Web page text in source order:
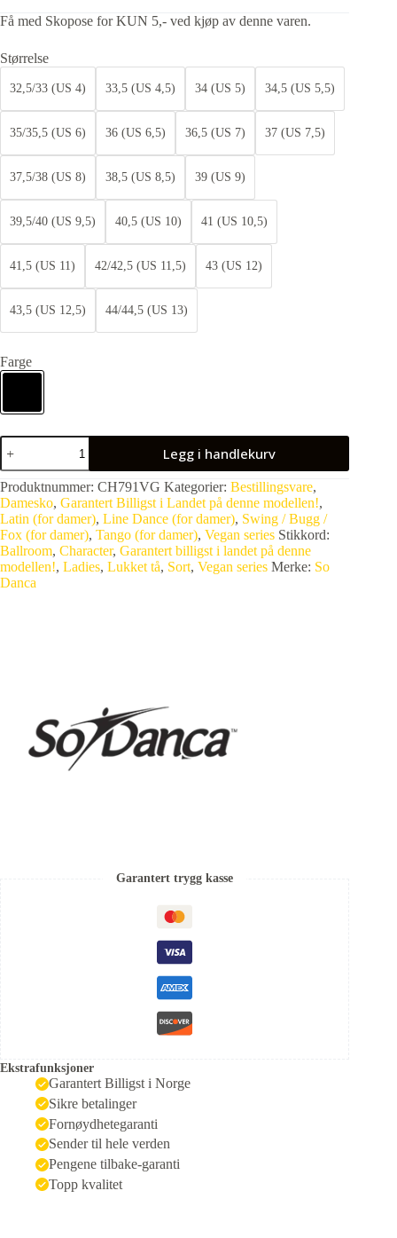
Få med Skopose for KUN 5,- ved kjøp av denne varen.
Størrelse
32,5/33 (US 4) 33,5 (US 4,5) 34 (US 5) 34,5 (US 5,5)
35/35,5 (US 6) 36 (US 6,5) 36,5 (US 7) 37 (US 7,5)
37,5/38 (US 8) 38,5 (US 8,5) 39 (US 9)
39,5/40 (US 9,5) 40,5 (US 10) 41 (US 10,5)
41,5 (US 11) 42/42,5 (US 11,5) 43 (US 12)
43,5 (US 12,5) 44/44,5 (US 13)
Farge
Legg i handlekurv
Produktnummer: CH791VG Kategorier: Bestillingsvare,
Damesko, Garantert Billigst i Landet på denne modellen!,
Latin (for damer), Line Dance (for damer), Swing / Bugg /
Fox (for damer), Tango (for damer), Vegan series Stikkord:
Ballroom, Character, Garantert billigst i landet på denne
modellen!, Ladies, Lukket tå, Sort, Vegan series Merke: So
Danca
Garantert trygg kasse
Ekstrafunksjoner
Garantert Billigst i Norge
Sikre betalinger
Fornøydhetegaranti
Sender til hele verden
Pengene tilbake-garanti
Topp kvalitet